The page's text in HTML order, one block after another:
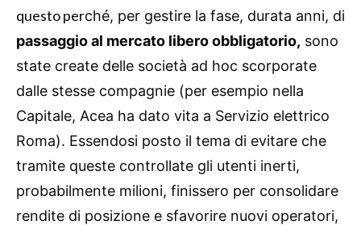
questo perché, per gestire la fase, durata anni, di
passaggio al mercato libero obbligatorio, sono
state create delle società ad hoc scorporate
dalle stesse compagnie (per esempio nella
Capitale, Acea ha dato vita a Servizio elettrico
Roma). Essendosi posto il tema di evitare che
tramite queste controllate gli utenti inerti,
probabilmente milioni, finissero per consolidare
rendite di posizione e sfavorire nuovi operatori,